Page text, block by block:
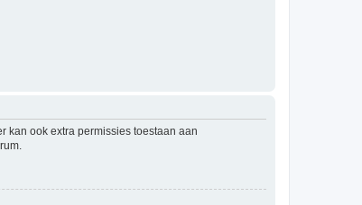
kan ook extra permissies toestaan aan